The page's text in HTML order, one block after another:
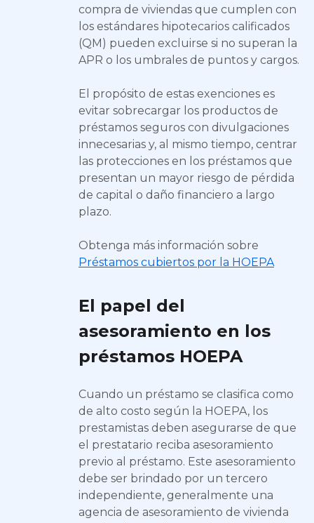
compra de viviendas que cumplen con
los estándares hipotecarios calificados
(QM) pueden excluirse si no superan la
APR o los umbrales de puntos y cargos.
El propósito de estas exenciones es
evitar sobrecargar los productos de
préstamos seguros con divulgaciones
innecesarias y, al mismo tiempo, centrar
las protecciones en los préstamos que
presentan un mayor riesgo de pérdida
de capital o daño financiero a largo
plazo.
Obtenga más información sobre
Préstamos cubiertos por la HOEPA
El papel del
asesoramiento en los
préstamos HOEPA
Cuando un préstamo se clasifica como
de alto costo según la HOEPA, los
prestamistas deben asegurarse de que
el prestatario reciba asesoramiento
previo al préstamo. Este asesoramiento
debe ser brindado por un tercero
independiente, generalmente una
agencia de asesoramiento de vivienda